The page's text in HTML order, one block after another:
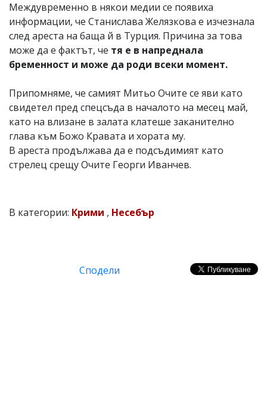
Междувременно в някои медии се появиха
информации, че Станислава Желязкова е изчезнала
след ареста на баща й в Турция. Причина за това
може да е фактът, че тя е в напреднала
бременност и може да роди всеки момент.
Припомняме, че самият Митьо Очите се яви като
свидетел пред спецсъда в началото на месец май,
като на влизане в залата клатеше заканително
глава към Божо Кравата и хората му.
В ареста продължава да е подсъдимият като
стрелец срещу Очите Георги Иванчев.
В категории: Крими , Несебър
Сподели